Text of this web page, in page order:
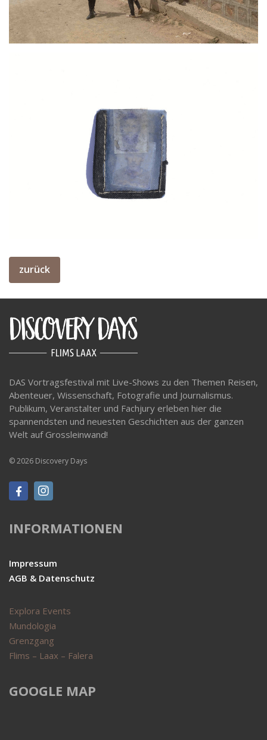
zurück
DAS Vortragsfestival mit Live-Shows zu den Themen Reisen,
Abenteuer, Wissenschaft, Fotografie und Journalismus.
Publikum, Veranstalter und Fachjury erleben hier die
spannendsten und neuesten Geschichten aus der ganzen
Welt auf Grossleinwand!
© 2026 Discovery Days
INFORMATIONEN
Impressum
AGB & Datenschutz
Explora Events
Mundologia
Grenzgang
Flims – Laax – Falera
GOOGLE MAP